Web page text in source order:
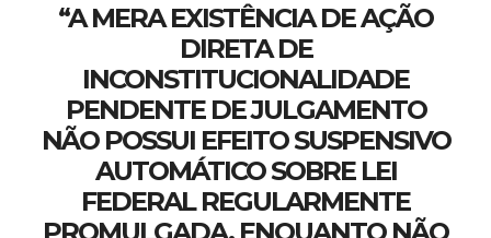
“A MERA EXISTÊNCIA DE AÇÃO
DIRETA DE
INCONSTITUCIONALIDADE
PENDENTE DE JULGAMENTO
NÃO POSSUI EFEITO SUSPENSIVO
AUTOMÁTICO SOBRE LEI
FEDERAL REGULARMENTE